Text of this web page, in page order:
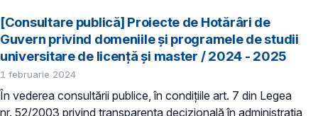
[Consultare publică] Proiecte de Hotărâri de
Guvern privind domeniile şi programele de studii
universitare de licență și master / 2024 - 2025
1 februarie 2024
În vederea consultării publice, în condiţiile art. 7 din Legea
nr. 52/2003 privind transparenţa decizională în administraţia